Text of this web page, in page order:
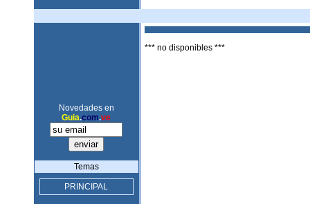
Novedades en
Guia.com.ve
Temas
PRINCIPAL
*** no disponibles ***